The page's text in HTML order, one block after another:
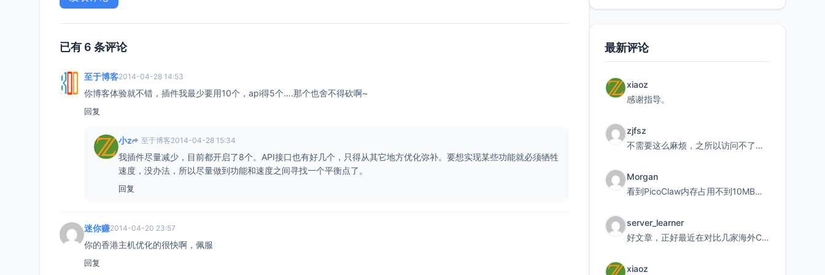
已有 6 条评论
至于博客2014-04-28 14:53
你博客体验就不错，插件我最少要用10个，api得5个….那个也舍不得砍啊~
回复
小z 至于博客2014-04-28 15:34
我插件尽量减少，目前都开启了8个。API接口也有好几个，只得从其它地方优化弥补。要想实现某些功能就必须牺牲
速度，没办法，所以尽量做到功能和速度之间寻找一个平衡点了。
回复
迷你赚2014-04-20 23:57
你的香港主机优化的很快啊，佩服
回复
最新评论
xiaoz
感谢指导。
zjfsz
不需要这么麻烦，之所以访问不了，是由于非对称路由的问题，在爱快主路由添加一条静态路由192.168.
Morgan
看到PicoClaw内存占用不到10MB这个数据真的很惊喜，确实很适合我这种想用旧设备折腾AI的小白
server_learner
好文章，正好最近在对比几家海外CDN。文中提到CF免费版不支持自定义回源端口和HOST这个痛点太真实
xiaoz